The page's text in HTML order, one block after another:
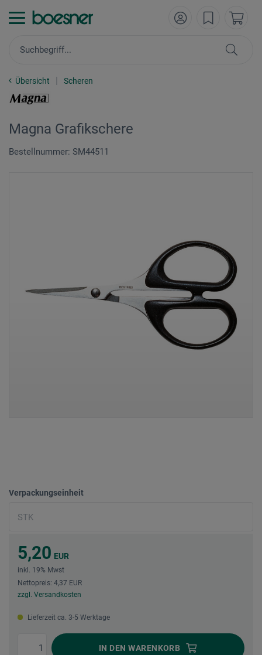
Übersicht Scheren
Magna Grafikschere
Bestellnummer: SM44511
Verpackungseinheit
5,20 EUR
inkl. 19% Mwst
Nettopreis: 4,37 EUR
zzgl. Versandkosten
Lieferzeit ca. 3-5 Werktage
IN DEN WARENKORB